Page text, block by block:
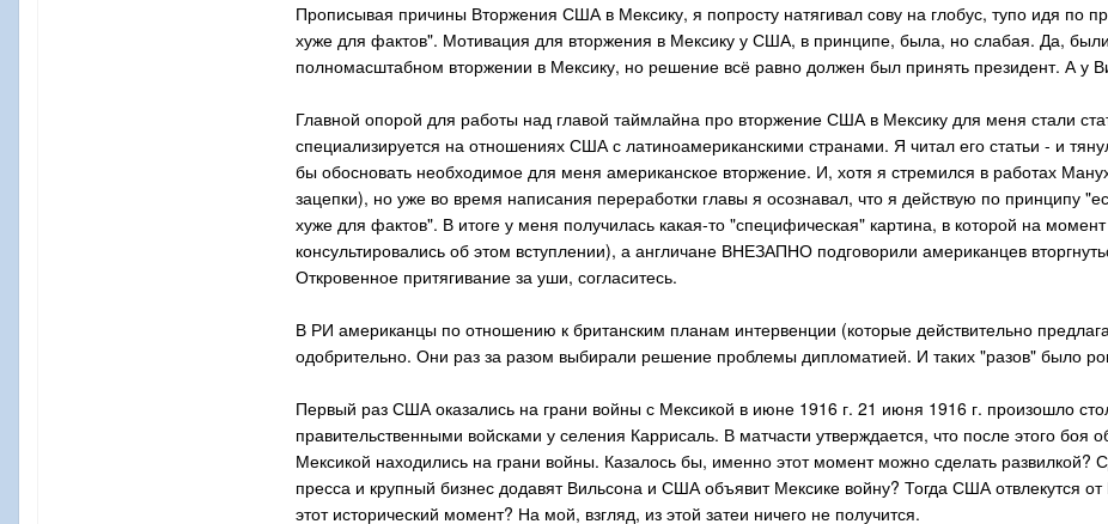
Прописывая причины Вторжения США в Мексику, я попросту натягивал сову на глобус, тупо идя по
хуже для фактов". Мотивация для вторжения в Мексику у США, в принципе, была, но слабая. Да,
полномасштабном вторжении в Мексику, но решение всё равно должен был принять президент. А у
Главной опорой для работы над главой таймлайна про вторжение США в Мексику для меня стали
специализируется на отношениях США с латиноамериканскими странами. Я читал его статьи - и
бы обосновать необходимое для меня американское вторжение. И, хотя я стремился в работах
зацепки), но уже во время написания переработки главы я осознавал, что я действую по принципу
хуже для фактов". В итоге у меня получилась какая-то "специфическая" картина, в которой на
консультировались об этом вступлении), а англичане ВНЕЗАПНО подговорили американцев
Откровенное притягивание за уши, согласитесь.
В РИ американцы по отношению к британским планам интервенции (которые действительно
одобрительно. Они раз за разом выбирали решение проблемы дипломатией. И таких "разов" было
Первый раз США оказались на грани войны с Мексикой в июне 1916 г. 21 июня 1916 г. произошло
правительственными войсками у селения Каррисаль. В матчасти утверждается, что после этого
Мексикой находились на грани войны. Казалось бы, именно этот момент можно сделать развилкой?
пресса и крупный бизнес додавят Вильсона и США объявит Мексике войну? Тогда США отвлекутся
этот исторический момент? На мой, взгляд, из этой затеи ничего не получится.